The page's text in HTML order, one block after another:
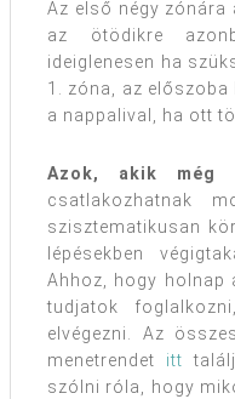
Az első négy
az ötödikre
ideiglenesen ha
1. zóna, az előszoba
a nappalival, ha ott
Azok, akik még
csatlakozhatnak
szisztematikusan
lépésekben
Ahhoz, hogy holnap
tudjatok
elvégezni. Az
menetrendet itt
szólni róla, hogy